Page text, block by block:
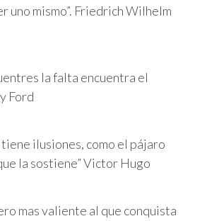
uno mismo”. Friedrich Wilhelm
la falta encuentra el
Ford
tiene ilusiones, como el pájaro
la sostiene” Victor Hugo
mas valiente al que conquista